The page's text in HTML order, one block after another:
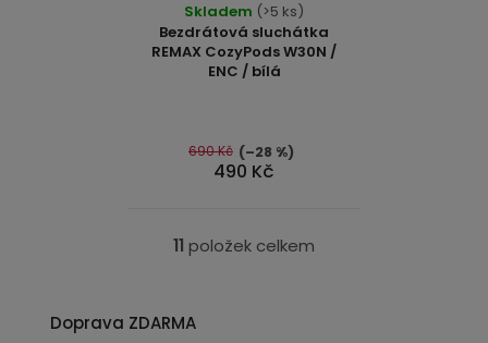
Bezdrátová sluchátka
REMAX CozyPods W30N /
ENC / bílá
Skladem (>5 ks)
490 Kč
690 Kč (–28 %)
O
11 položek celkem
Doprava ZDARMA